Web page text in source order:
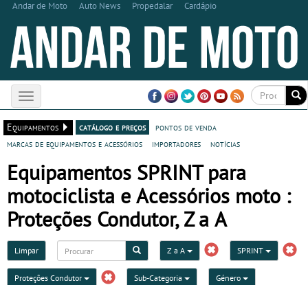
Andar de Moto Auto News Propedalar Cardápio
Toggle
navigation
Equipamentos
catálogo e preços
pontos de venda
marcas de equipamentos e acessórios
importadores notícias
Equipamentos SPRINT para
motociclista e Acessórios moto :
Proteções Condutor, Z a A
Limpar Z a A SPRINT
Proteções Condutor Sub-Categoria Género